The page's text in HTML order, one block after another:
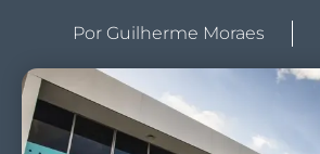
Por Guilherme Moraes